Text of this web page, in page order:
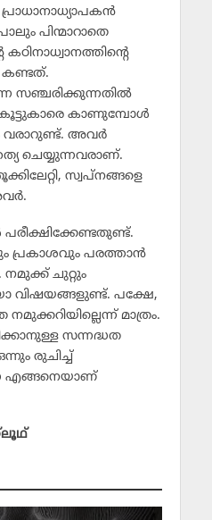
പിന്മാറാതെ
കഠിനാധ്വാനത്തിന്റെ
കണ്ടത്.
സഞ്ചരിക്കുന്നതില്‍
കൂട്ടുകാരെ കാണുമ്പോള്‍
വരാറുണ്ട്. അവര്‍
ചെയ്യുന്നവരാണ്.
സ്വപ്‌നങ്ങളെ
പ്രകാശവും പരത്താന്‍
നമുക്ക് ചുറ്റും
വിഷയങ്ങളുണ്ട്. പക്ഷേ,
മാത്രം.
സന്നദ്ധത
രുചിച്ച്
എങ്ങനെയാണ്